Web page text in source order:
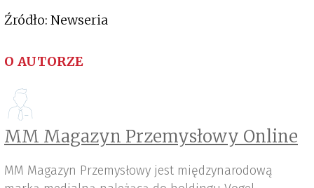
Źródło: Newseria
O AUTORZE
MM Magazyn Przemysłowy Online
MM Magazyn Przemysłowy jest międzynarodową